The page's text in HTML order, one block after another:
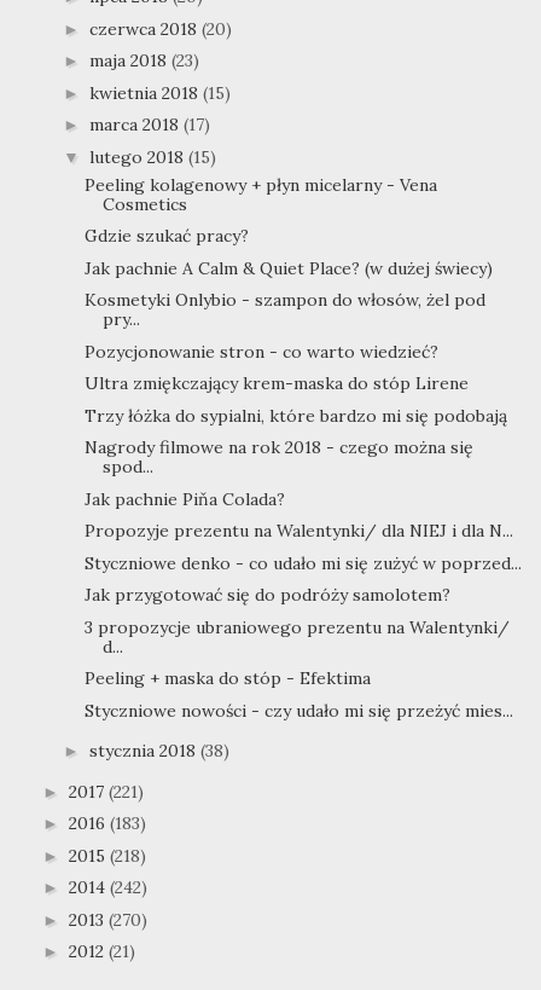
► czerwca 2018 (20)
► maja 2018 (23)
► kwietnia 2018 (15)
► marca 2018 (17)
▼ lutego 2018 (15)
Peeling kolagenowy + płyn micelarny - Vena
Cosmetics
Gdzie szukać pracy?
Jak pachnie A Calm & Quiet Place? (w dużej świecy)
Kosmetyki Onlybio - szampon do włosów, żel pod
pry...
Pozycjonowanie stron - co warto wiedzieć?
Ultra zmiękczający krem-maska do stóp Lirene
Trzy łóżka do sypialni, które bardzo mi się podobają
Nagrody filmowe na rok 2018 - czego można się
spod...
Jak pachnie Piňa Colada?
Propozyje prezentu na Walentynki/ dla NIEJ i dla N...
Styczniowe denko - co udało mi się zużyć w poprzed...
Jak przygotować się do podróży samolotem?
3 propozycje ubraniowego prezentu na Walentynki/
d...
Peeling + maska do stóp - Efektima
Styczniowe nowości - czy udało mi się przeżyć mies...
► stycznia 2018 (38)
► 2017 (221)
► 2016 (183)
► 2015 (218)
► 2014 (242)
► 2013 (270)
► 2012 (21)